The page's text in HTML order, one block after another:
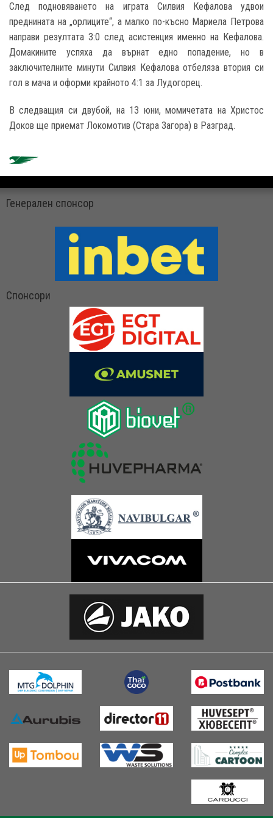
След подновяването на играта Силвия Кефалова удвои
преднината на „орлиците“, а малко по-късно Мариела Петрова
направи резултата 3:0 след асистенция именно на Кефалова.
Домакините успяха да върнат едно попадение, но в
заключителните минути Силвия Кефалова отбеляза втория си
гол в мача и оформи крайното 4:1 за Лудогорец.
В следващия си двубой, на 13 юни, момичетата на Христос
Доков ще приемат Локомотив (Стара Загора) в Разград.
Генерален спонсор
Спонсори